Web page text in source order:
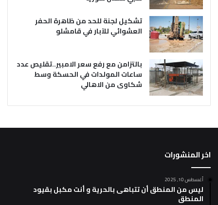
تشكيل لجنة للحد من ظاهرة الحفر
العشوائي للآبار في قامشلو
بالتزامن مع رفع سعر الامبير..تقليص عدد
ساعات المولدات في الحسكة وسط
شكاوى من الاهالي
اخر المنشورات
أغسطس 10, 2025
ليس من المنطق أن تتباهى بالحرية و أنت مكبل بقيود
المنطق